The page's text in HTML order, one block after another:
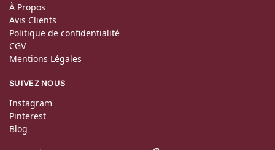
À Propos
Avis Clients
Politique de confidentialité
CGV
Mentions Légales
SUIVEZ NOUS
Instagram
Pinterest
Blog